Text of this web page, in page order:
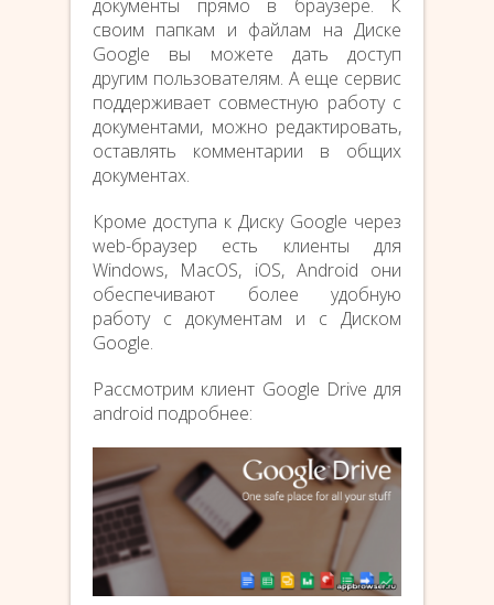
документы прямо в браузере. К
своим папкам и файлам на Диске
Google вы можете дать доступ
другим пользователям. А еще сервис
поддерживает совместную работу с
документами, можно редактировать,
оставлять комментарии в общих
документах.
Кроме доступа к Диску Google через
web-браузер есть клиенты для
Windows, MacOS, iOS, Android они
обеспечивают более удобную
работу с документам и с Диском
Google.
Рассмотрим клиент Google Drive для
android подробнее: